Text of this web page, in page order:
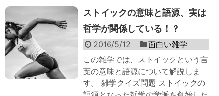
ストイックの意味と語源、実は
哲学が関係している！？
2016/5/12
面白い雑学
この雑学では、ストイックという言
葉の意味と語源について解説しま
す。 雑学クイズ問題 ストイックの